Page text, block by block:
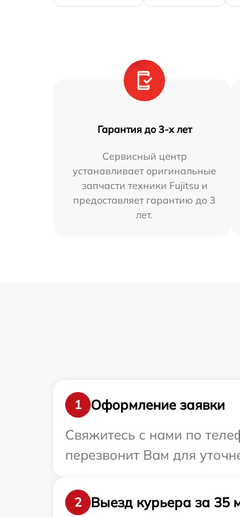
Гарантия до 3-х лет
Сервисный центр
устанавливает оригинальные
запчасти техники Fujitsu и
предоставляет гарантию до 3
лет.
1
Оформление заявки
Свяжитесь с нами по
перезвонит Вам для
2
Выезд курьера за 35